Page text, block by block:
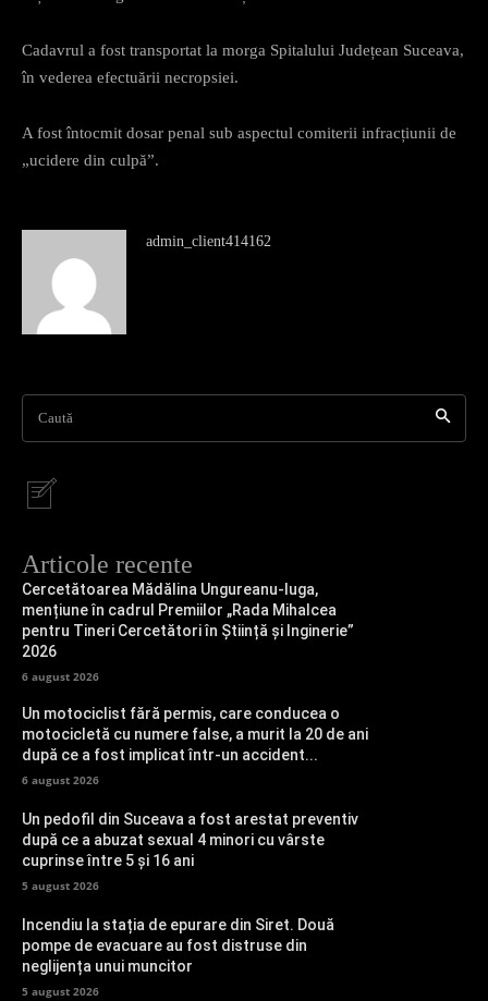
Cadavrul a fost transportat la morga Spitalului Județean Suceava,
în vederea efectuării necropsiei.
A fost întocmit dosar penal sub aspectul comiterii infracțiunii de
„ucidere din culpă”.
admin_client414162
Caută
Articole recente
Cercetătoarea Mădălina Ungureanu-Iuga,
mențiune în cadrul Premiilor „Rada Mihalcea
pentru Tineri Cercetători în Știință și Inginerie”
2026
6 august 2026
Un motociclist fără permis, care conducea o
motocicletă cu numere false, a murit la 20 de ani
după ce a fost implicat într-un accident...
6 august 2026
Un pedofil din Suceava a fost arestat preventiv
după ce a abuzat sexual 4 minori cu vârste
cuprinse între 5 și 16 ani
5 august 2026
Incendiu la stația de epurare din Siret. Două
pompe de evacuare au fost distruse din
neglijența unui muncitor
5 august 2026